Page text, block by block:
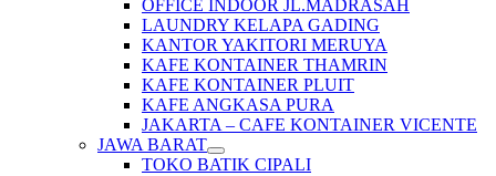
OFFICE INDOOR JL.MADRASAH
LAUNDRY KELAPA GADING
KANTOR YAKITORI MERUYA
KAFE KONTAINER THAMRIN
KAFE KONTAINER PLUIT
KAFE ANGKASA PURA
JAKARTA – CAFE KONTAINER VICENTE
JAWA BARAT
TOKO BATIK CIPALI